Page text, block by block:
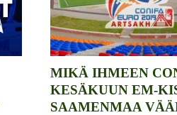
MIKÄ IHMEEN
KESÄKUUN EM-
SAAMENMAA